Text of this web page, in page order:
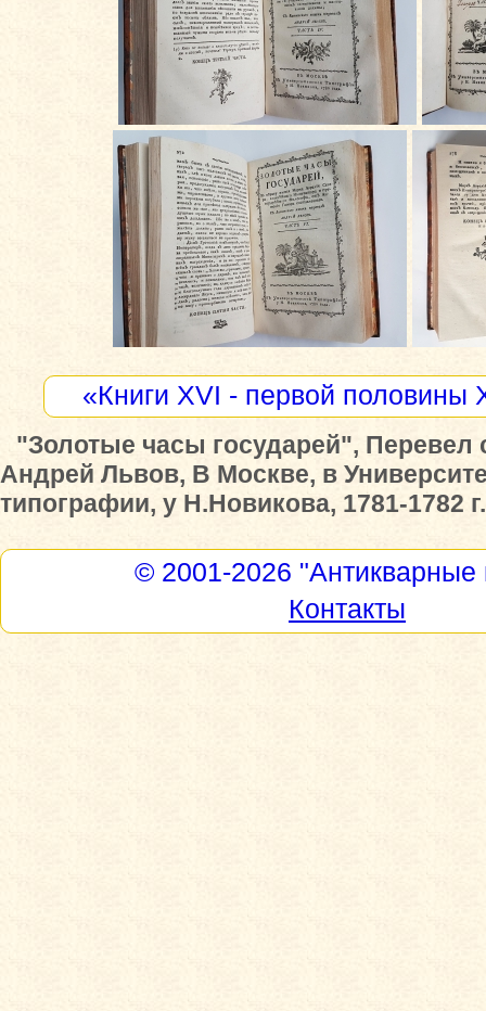
«Книги XVI - первой половины
"Золотые часы государей", Перевел
Андрей Львов, В Москве, в
типографии, у Н.Новикова, 1781-1782 г.
© 2001-2026 "Антикварные
Контакты